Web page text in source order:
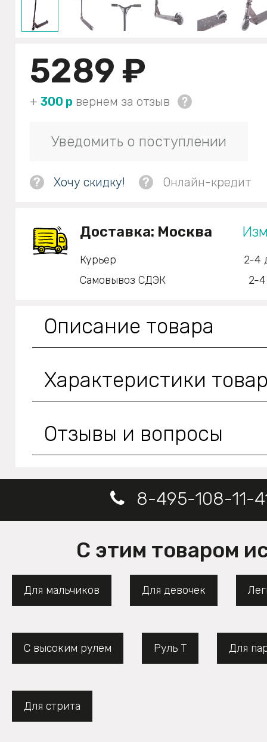
5289 ₽
+ 300 р вернем за отзыв
Уведомить о поступлении
? Хочу скидку! ? Онлайн-кредит
Доставка: Москва
Курьер
2-4
Самовывоз СДЭК
2-
Описание товара
Характеристики
Отзывы и вопросы
8-495-108-11-
С этим товаром
Для мальчиков Для девочек
С высоким рулем Руль Т Для
Для стрита